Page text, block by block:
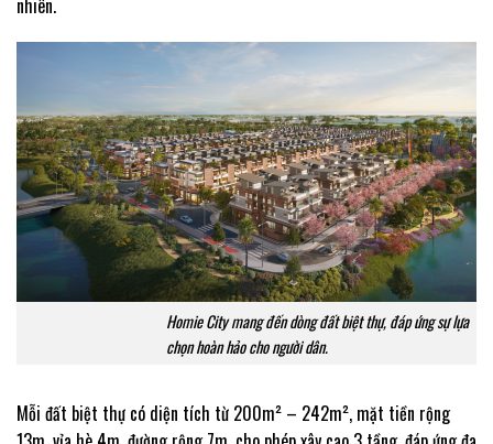
Homie City mang đến dòng đất biệt thự, đáp ứng sự lựa
chọn hoàn hảo cho người dân.
Mỗi đất biệt thự có diện tích từ 200m² – 242m², mặt tiền rộng